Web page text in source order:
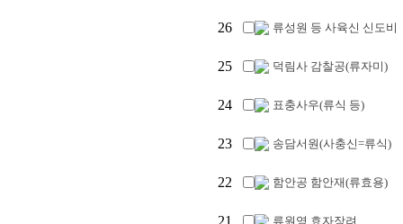
26 류성원 등 사육신 신도비
25 덕림사 감찰공(류자미)
24 표충사우(류식 등)
23 송담서원(사충신=류식)
22 함안공 함안재(류효용)
21 류원영 효자장려